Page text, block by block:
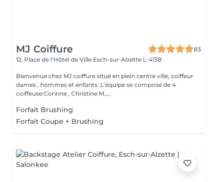
MJ Coiffure
83
12, Place de l'Hôtel de Ville Esch-sur-Alzette L-4138
Bienvenue chez MJ coiffure situé en plein centre ville, coiffeur
dames , hommes et enfants. L'équipe se compose de 4
coiffeuse:Corinne , Christine M.,...
Forfait Brushing
Forfait Coupe + Brushing